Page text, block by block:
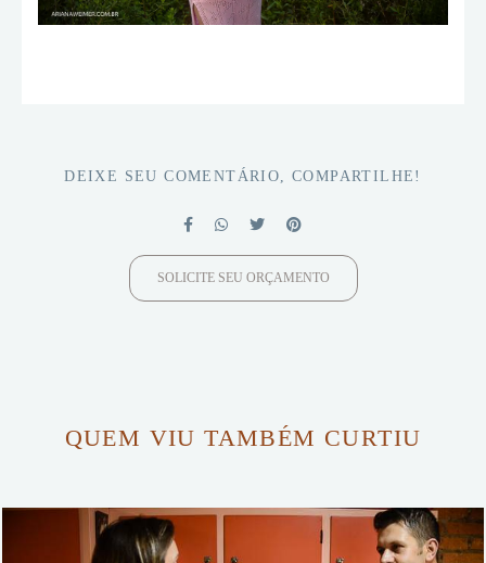
DEIXE SEU COMENTÁRIO, COMPARTILHE!
SOLICITE SEU ORÇAMENTO
QUEM VIU TAMBÉM CURTIU